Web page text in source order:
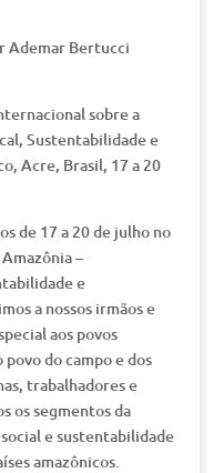
Ademar Bertucci
sobre a
Sustentabilidade e
Acre, Brasil, 17 a 20
de 17 a 20 de julho no
–
e
a nossos irmãos e
aos povos
do campo e dos
trabalhadores e
os segmentos da
e sustentabilidade
amazônicos.